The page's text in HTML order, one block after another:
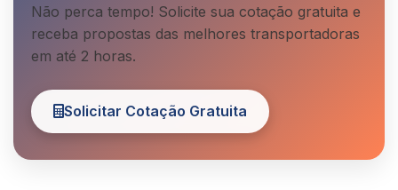
Não perca tempo! Solicite sua cotação gratuita e
receba propostas das melhores transportadoras
em até 2 horas.
Solicitar Cotação Gratuita